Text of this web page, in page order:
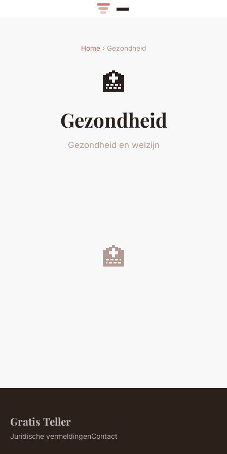
Home › Gezondheid
🏥
Gezondheid
Gezondheid en welzijn
🏥
Gratis Teller
Juridische vermeldingenContact